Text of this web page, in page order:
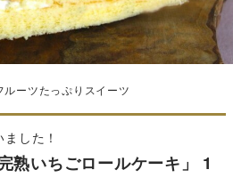
ルーツたっぷりスイーツ
した！
熟いちごロールケーキ」 1